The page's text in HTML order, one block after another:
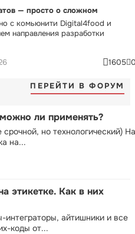
— просто о сложном
с комьюнити Digital4food и
направления разработки
1605
ПЕРЕЙТИ В ФОРУМ
ли применять?
но технологический) На
на...
этикетке. Как в них
интеграторы, айтишники и все
коды от...